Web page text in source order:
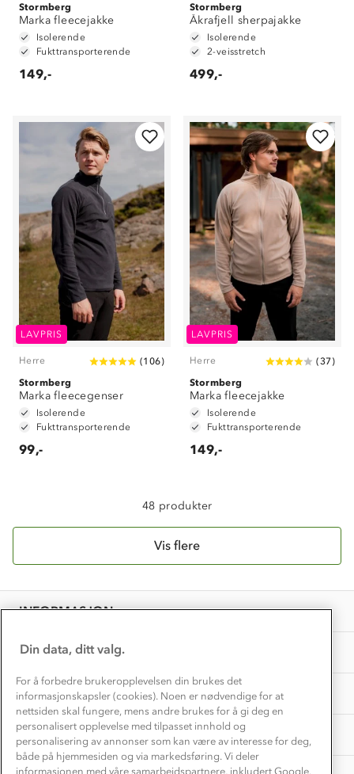
Stormberg
Marka fleecejakke
Isolerende
Fukttransporterende
149,-
Stormberg
Åkrafjell sherpajakke
Isolerende
2-veisstretch
499,-
LAVPRIS
Herre (106)
Stormberg
Marka fleecegenser
Isolerende
Fukttransporterende
99,-
LAVPRIS
Herre (37)
Stormberg
Marka fleecejakke
Isolerende
Fukttransporterende
149,-
48 produkter
Vis flere
INFORMASJON
Kundeservice
Kontakt oss
Våre butikker
Bedrift, barnehage og SFO
Presse
OM OSS
Om Stormberg
Klima og miljø
Etisk handel
Dyreetikk
Samarbeide med oss?
TIPS OG RÅD
Trelagsprinsippet barn
Alt du trenger til Norgesferien
Dette trenger du til barnehagen
Store størrelser
Turmat oppskrifter
Beredskap
AKTIVITETER
Norgesferie 🇳🇴
Få turinspirasjon og tips her⛰
Overnatte utendørs⛺
Leirskole 🥾
Barnehageansatt
Tips til hyttetur
Din data, ditt valg.
For å forbedre brukeropplevelsen din brukes det
informasjonskapsler (cookies). Noen er nødvendige for at
nettsiden skal fungere, mens andre brukes for å gi deg en
personalisert opplevelse med tilpasset innhold og
personalisering av annonser som kan være av interesse for deg,
både på hjemmesiden og via markedsføring. Vi deler
informasjonen med våre samarbeidspartnere, inkludert Google.